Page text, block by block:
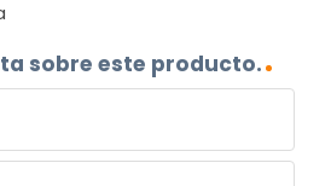
sobre este producto.